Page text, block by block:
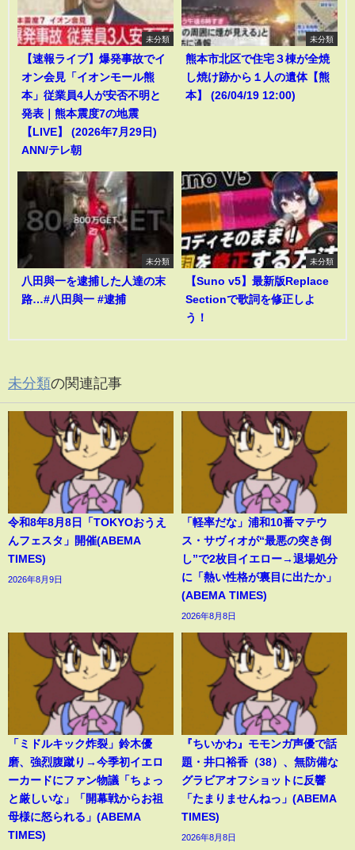
未分類
【速報ライブ】爆発事故でイ
オン会見「イオンモール熊
本」従業員4人が安否不明と
発表｜熊本震度7の地震
【LIVE】 (2026年7月29日)
ANN/テレ朝
未分類
熊本市北区で住宅３棟が全焼
し焼け跡から１人の遺体【熊
本】 (26/04/19 12:00)
未分類
八田與一を逮捕した人達の末
路…#八田與一 #逮捕
未分類
【Suno v5】最新版Replace
Sectionで歌詞を修正しよ
う！
未分類の関連記事
令和8年8月8日「TOKYOおうえ
んフェスタ」開催(ABEMA
TIMES)
2026年8月9日
「軽率だな」浦和10番マテウ
ス・サヴィオが“最悪の突き倒
し”で2枚目イエロー→退場処分
に「熱い性格が裏目に出たか」
(ABEMA TIMES)
2026年8月8日
「ミドルキック炸裂」鈴木優
磨、強烈腹蹴り→今季初イエロ
ーカードにファン物議「ちょっ
と厳しいな」「開幕戦からお祖
母様に怒られる」(ABEMA
TIMES)
『ちいかわ』モモンガ声優で話
題・井口裕香（38）、無防備な
グラビアオフショットに反響
「たまりませんねっ」(ABEMA
TIMES)
2026年8月8日